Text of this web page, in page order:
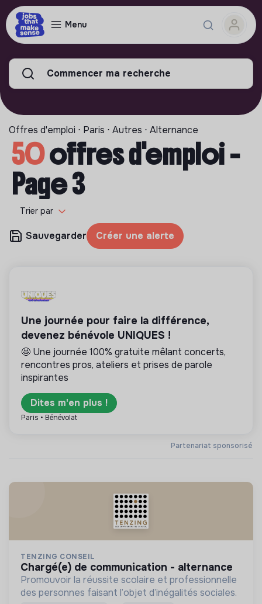
Menu
Commencer ma recherche
Offres d'emploi ⋅ Paris ⋅ Autres ⋅ Alternance
50offres d'emploi -
Page 3
Trier par
Sauvegarder Créer une alerte
Partenariat sponsorisé
Une journée pour faire la différence,
devenez bénévole UNIQUES !
🤩 Une journée 100% gratuite mêlant concerts,
rencontres pros, ateliers et prises de parole
inspirantes
Dites m'en plus !
Paris • Bénévolat
TENZING CONSEIL
chargé(e) de communication - alternance
Promouvoir la réussite scolaire et professionnelle
des personnes faisant l’objet d’inégalités sociales.